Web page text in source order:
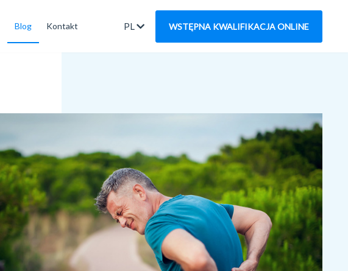
PL WSTĘPNA KWALIFIKACJA ONLINE
Blog Kontakt